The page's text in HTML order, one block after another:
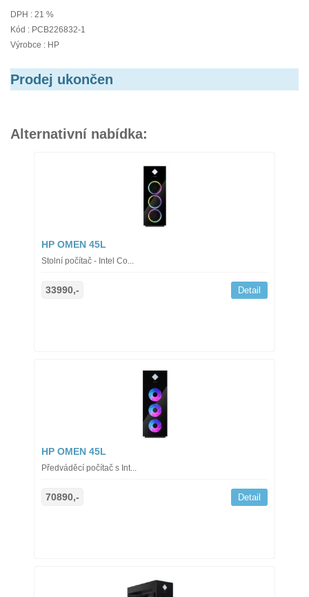
DPH : 21 %
Kód : PCB226832-1
Výrobce : HP
Prodej ukončen
Alternativní nabídka:
HP OMEN 45L
Stolní počítač - Intel Co...
33990,- Detail
HP OMEN 45L
Předváděcí počítač s Int...
70890,- Detail